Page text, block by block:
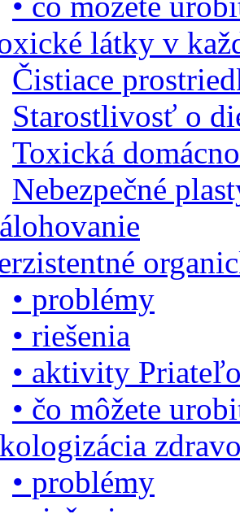
látky v
Čistiace
Starostlivosť o
Toxická
Nebezpečné
• problémy
• riešenia
• aktivity
• čo môžete
• problémy